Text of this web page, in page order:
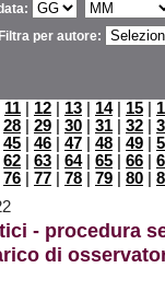
Filtra per autore:
11 12 13 14| 15
28 29 30 31 32
45 46 47 48 49
62 63 64| 65 66
76 77 78 79 80
- procedura
di